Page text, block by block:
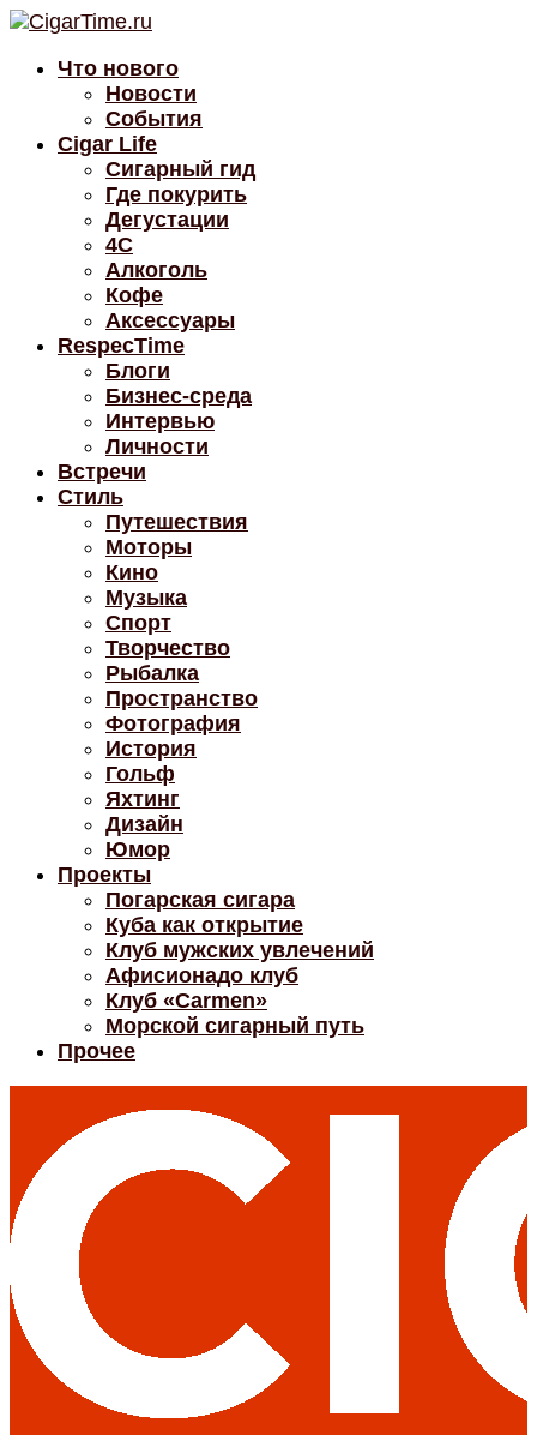
Что нового
Новости
События
Cigar Life
Сигарный гид
Где покурить
Дегустации
4C
Алкоголь
Кофе
Аксессуары
RespecTime
Блоги
Бизнес-среда
Интервью
Личности
Встречи
Стиль
Путешествия
Моторы
Кино
Музыка
Спорт
Творчество
Рыбалка
Пространство
Фотография
История
Гольф
Яхтинг
Дизайн
Юмор
Проекты
Погарская сигара
Куба как открытие
Клуб мужских увлечений
Афисионадо клуб
Клуб «Carmen»
Морской сигарный путь
Прочее